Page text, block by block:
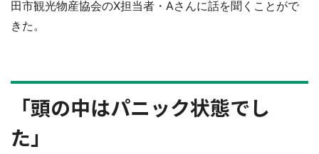
田市観光物産協会のX担当者・Aさんに話を聞くことがで
きた。
「頭の中はパニック状態でし
た」